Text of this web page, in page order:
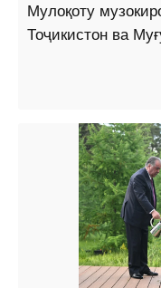
Мулоқоту
Тоҷикистон ва